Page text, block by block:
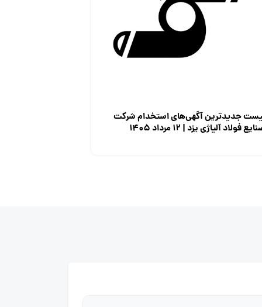
جدیدترین آگهی‌های استخدام شرکت
فولاد آلیاژی یزد | ۱۲ مرداد ۱۴۰۵